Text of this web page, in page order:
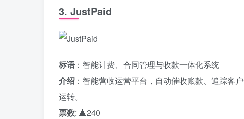
3. JustPaid
标语 ：智能计费、合同管理与收款一体化系统
介绍 ：智能营收运营平台，自动催收账款、追踪客
运转。
票数: 🔺240